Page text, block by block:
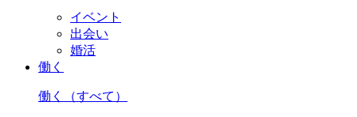
イベント
出会い
婚活
働く
働く （すべて）